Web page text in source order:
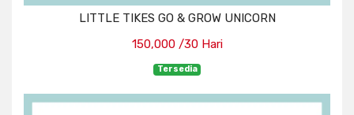
LITTLE TIKES GO & GROW UNICORN
150,000 /30 Hari
Tersedia